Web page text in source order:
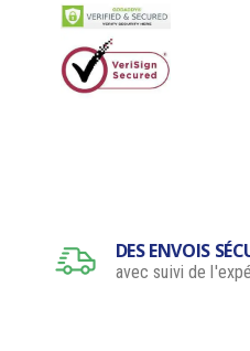
DES ENVOIS
avec suivi de